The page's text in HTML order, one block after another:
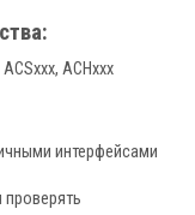
ACHxxx
интерфейсами